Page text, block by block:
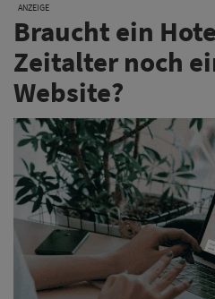
ANZEIGE
Braucht ein
Zeitalter noch
Website?